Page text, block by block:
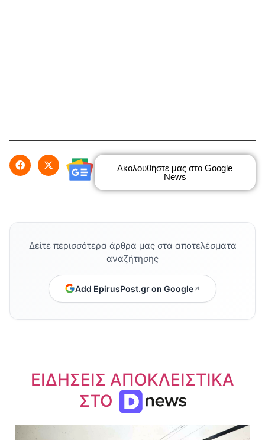
Ακολουθήστε μας στο Google
News
Δείτε περισσότερα άρθρα μας στα αποτελέσματα
αναζήτησης
Add EpirusPost.gr on Google
ΕΙΔΗΣΕΙΣ ΑΠΟΚΛΕΙΣΤΙΚΑ
ΣΤΟ